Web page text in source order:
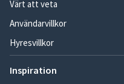
Värt att veta
Användarvillkor
Hyresvillkor
Inspiration